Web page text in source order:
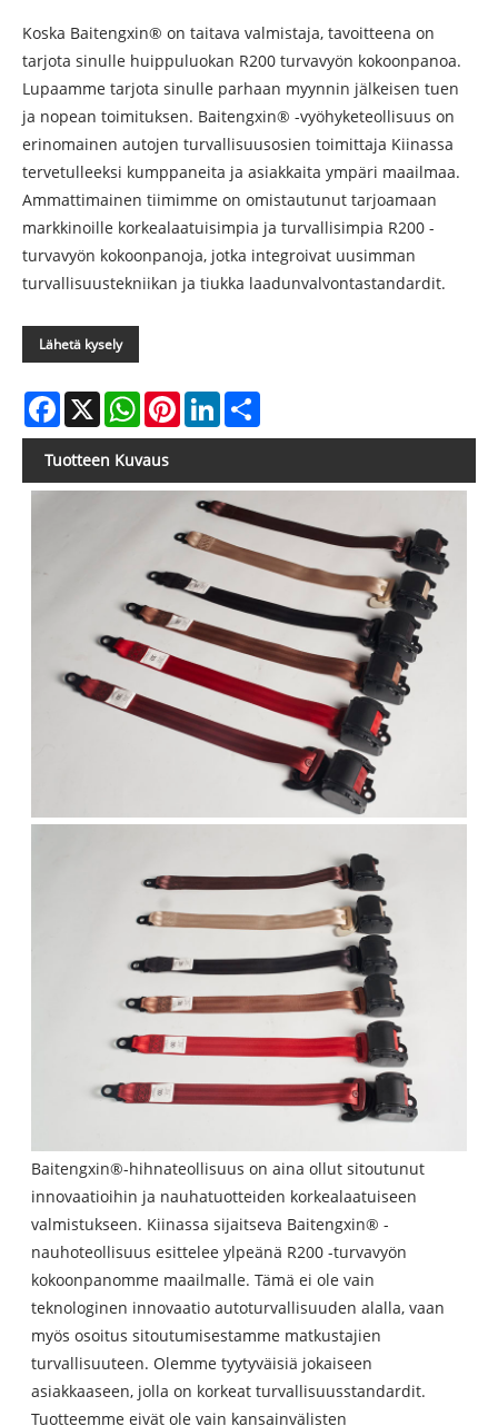
Koska Baitengxin® on taitava valmistaja, tavoitteena on
tarjota sinulle huippuluokan R200 turvavyön kokoonpanoa.
Lupaamme tarjota sinulle parhaan myynnin jälkeisen tuen
ja nopean toimituksen. Baitengxin® -vyöhyketeollisuus on
erinomainen autojen turvallisuusosien toimittaja Kiinassa
tervetulleeksi kumppaneita ja asiakkaita ympäri maailmaa.
Ammattimainen tiimimme on omistautunut tarjoamaan
markkinoille korkealaatuisimpia ja turvallisimpia R200 -
turvavyön kokoonpanoja, jotka integroivat uusimman
turvallisuustekniikan ja tiukka laadunvalvontastandardit.
Lähetä kysely
Facebook
X WhatsAppPinterestLinkedIn
Tuotteen Kuvaus
Baitengxin®-hihnateollisuus on aina ollut sitoutunut
innovaatioihin ja nauhatuotteiden korkealaatuiseen
valmistukseen. Kiinassa sijaitseva Baitengxin® -
nauhoteollisuus esittelee ylpeänä R200 -turvavyön
kokoonpanomme maailmalle. Tämä ei ole vain
teknologinen innovaatio autoturvallisuuden alalla, vaan
myös osoitus sitoutumisestamme matkustajien
turvallisuuteen. Olemme tyytyväisiä jokaiseen
asiakkaaseen, jolla on korkeat turvallisuusstandardit.
Tuotteemme eivät ole vain kansainvälisten